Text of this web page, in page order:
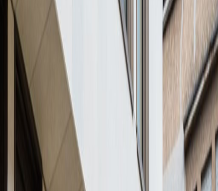
von Restaurants, Geschäften und allen
notwendigen Annehmlichkeiten. Im vom
Bahnhof geprägten Stadtteil vollziehen sich
umfassende Veränderungen.
Ähnliche Angebote
16a avenue de la Liberté, L-1930
von €675
p/mtl.
124 Boulevard de la Petrusse, L-2330
von €850
p/mtl.
41 avenue de la Gare, 4th floor, 1611
von €Preis auf Anfrage
Rue Glesener 21, 1631
von €295
Büroflächen in der Nähe